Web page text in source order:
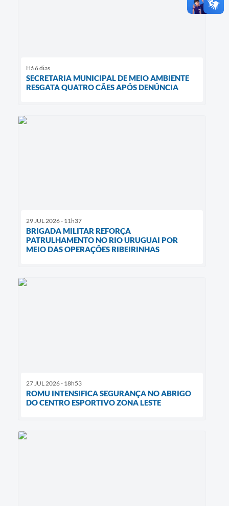
Há 6 dias
SECRETARIA MUNICIPAL DE MEIO AMBIENTE
RESGATA QUATRO CÃES APÓS DENÚNCIA
29 JUL 2026 - 11h37
BRIGADA MILITAR REFORÇA
PATRULHAMENTO NO RIO URUGUAI POR
MEIO DAS OPERAÇÕES RIBEIRINHAS
27 JUL 2026 - 18h53
ROMU INTENSIFICA SEGURANÇA NO ABRIGO
DO CENTRO ESPORTIVO ZONA LESTE